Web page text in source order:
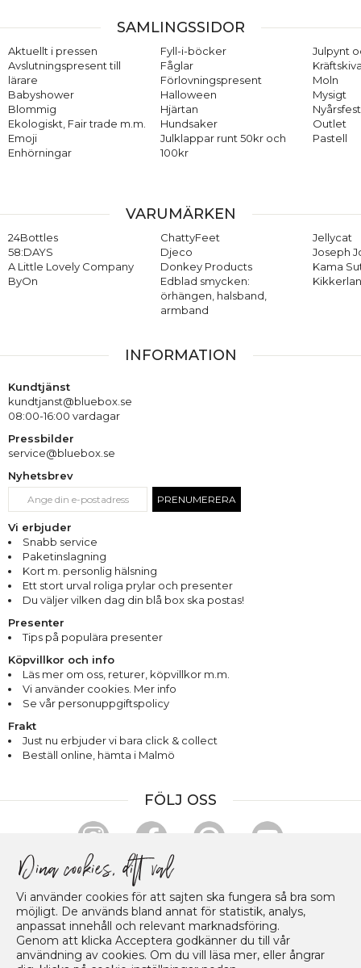
Vi använder cookies för att sajten ska fungera så bra som
möjligt. De används bland annat för statistik, analys,
anpassat innehåll och relevant marknadsföring.
Genom att klicka Acceptera godkänner du till vår
användning av cookies. Om du vill läsa mer, eller ångrar
SAMLINGSSIDOR
Aktuellt i pressen
Avslutningspresent till
lärare
Babyshower
Blommig
Ekologiskt, Fair trade m.m.
Emoji
Enhörningar
Fyll-i-böcker
Fåglar
Förlovningspresent
Halloween
Hjärtan
Hundsaker
Julklappar runt 50kr och
100kr
Julpynt
Moln
Mysigt
Nyårsfest
Outlet
Pastell
VARUMÄRKEN
24Bottles
58:DAYS
A Little Lovely Company
ByOn
ChattyFeet
Djeco
Donkey Products
Edblad smycken:
örhängen, halsband,
armband
Jellycat
Joseph
Kama
INFORMATION
Kundtjänst
kundtjanst@bluebox.se
08:00-16:00 vardagar
Pressbilder
service@bluebox.se
Nyhetsbrev
PRENUMERERA
Vi erbjuder
Snabb service
Paketinslagning
Kort m. personlig hälsning
Ett stort urval roliga prylar och presenter
Du väljer vilken dag din blå box ska postas!
Presenter
Tips på populära presenter
Köpvillkor och info
Läs mer om oss returer köpvillkor m.m.
Vi använder cookies. Mer info
Se vår personuppgiftspolicy
Frakt
Just nu erbjuder vi bara click & collect
Beställ online, hämta i Malmö
FÖLJ OSS
HANDLA & BETALA TRYGGT